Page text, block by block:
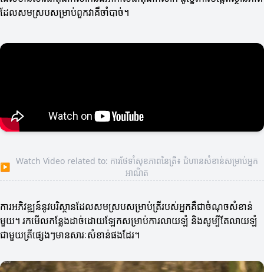
ដែលសមស្របសម្រាប់ពួកវាគឺចាំបាច់។
▶
Watch Video related to: ការថែទាំសុខភាពនៃត្រី៖ ជំហានសំខាន់សម្រាប់អ្នក
អាណិត
ការអភិវឌ្ឍន៍នូវបរិស្ថានដែលសមស្របសម្រាប់ត្រីរបស់អ្នកគឺជាចំណុចសំខាន់
មួយ។ រកមើលកន្លែងដាច់ដោយឡែកសម្រាប់ការលាយឡំ និងសូម្បីតែលាយឡំ
ជាមួយត្រីផ្សេងៗមានសារៈសំខាន់ផងដែរ។